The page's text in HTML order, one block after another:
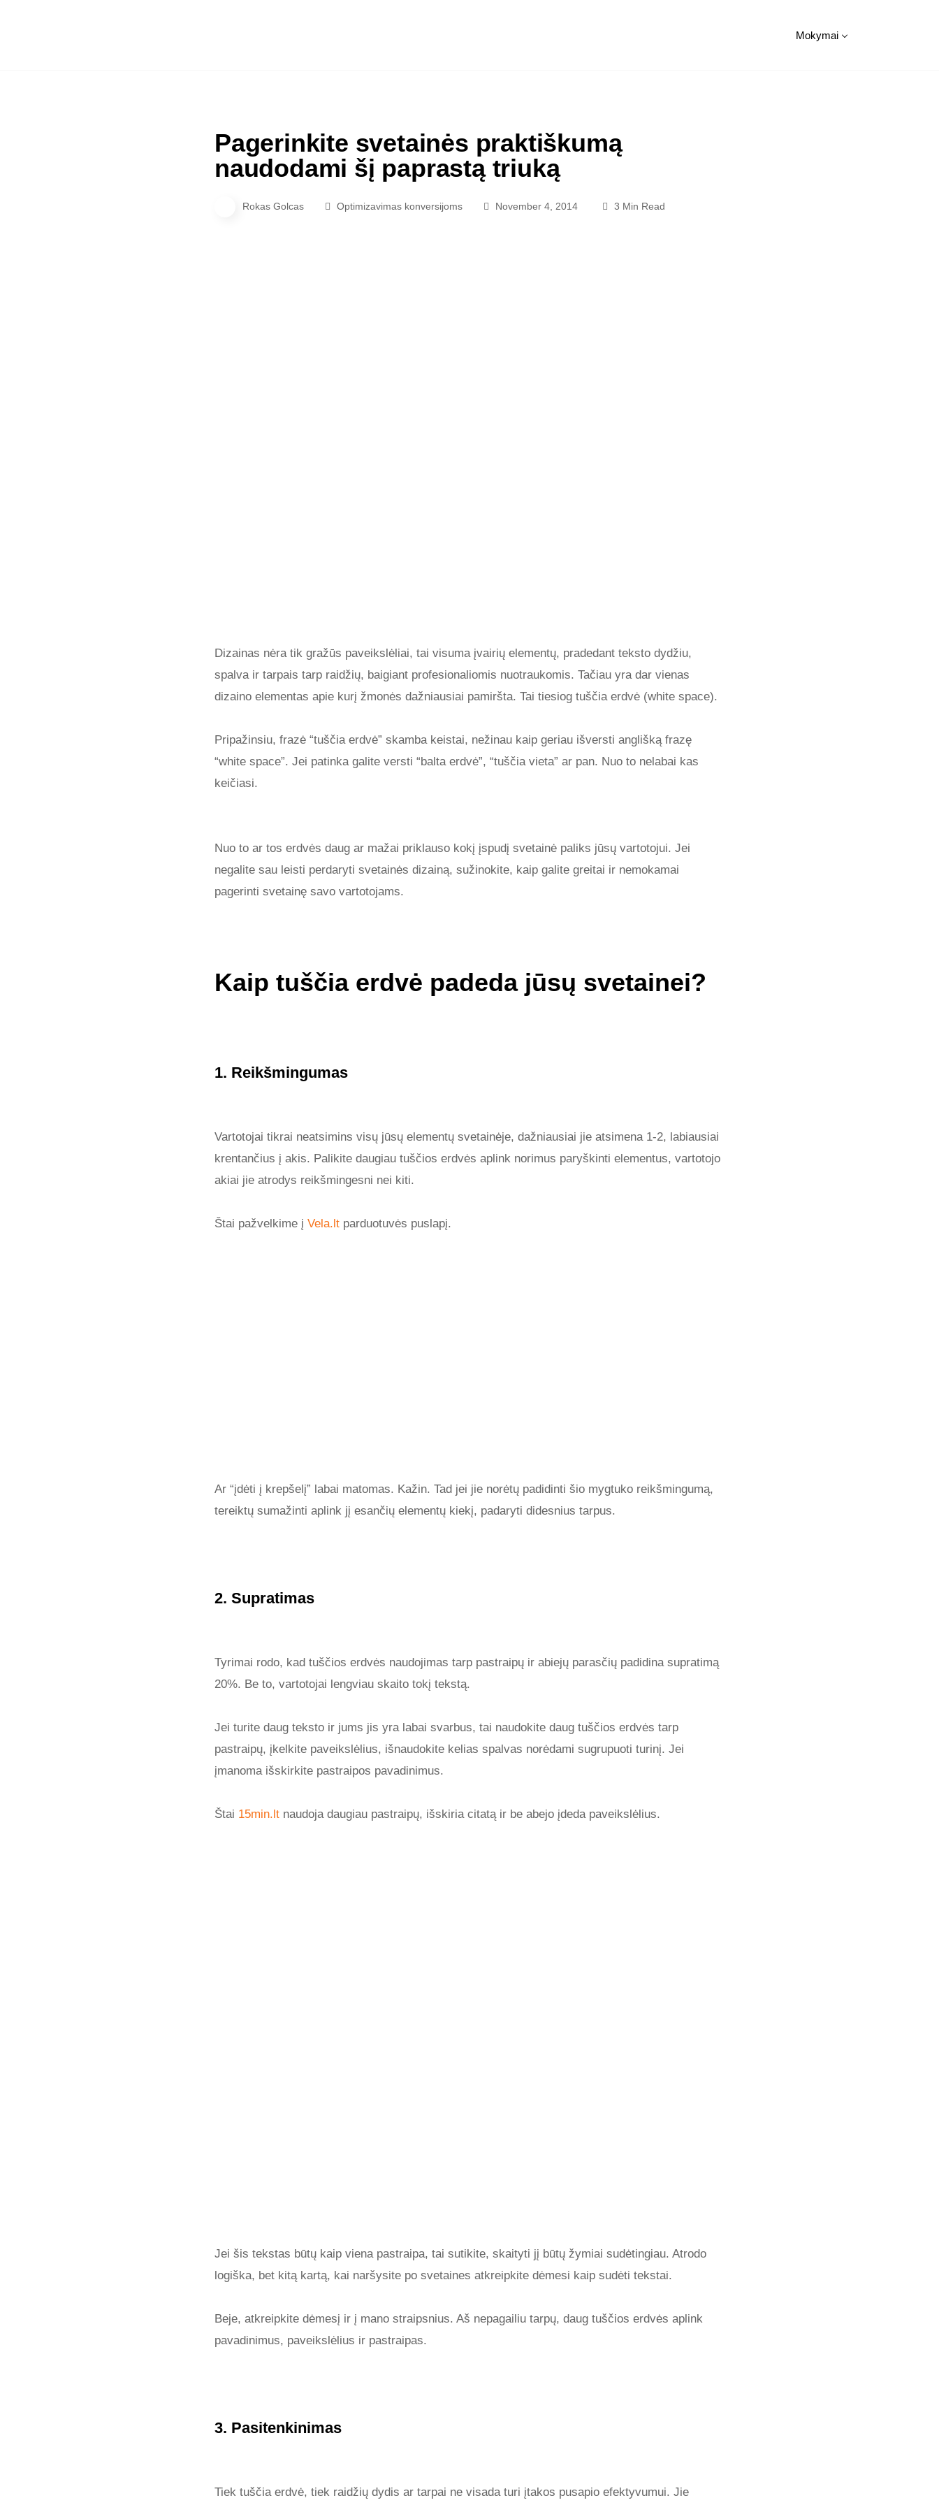
Mokymai
Pagerinkite svetainės praktiškumą
naudodami šį paprastą triuką
Rokas Golcas Optimizavimas konversijoms November 4, 2014 3 Min Read
Dizainas nėra tik gražūs paveikslėliai, tai visuma įvairių elementų, pradedant teksto dydžiu,
spalva ir tarpais tarp raidžių, baigiant profesionaliomis nuotraukomis. Tačiau yra dar vienas
dizaino elementas apie kurį žmonės dažniausiai pamiršta. Tai tiesiog tuščia erdvė (white space).
Pripažinsiu, frazė “tuščia erdvė” skamba keistai, nežinau kaip geriau išversti anglišką frazę
“white space”. Jei patinka galite versti “balta erdvė”, “tuščia vieta” ar pan. Nuo to nelabai kas
keičiasi.
Nuo to ar tos erdvės daug ar mažai priklauso kokį įspudį svetainė paliks jūsų vartotojui. Jei
negalite sau leisti perdaryti svetainės dizainą, sužinokite, kaip galite greitai ir nemokamai
pagerinti svetainę savo vartotojams.
Kaip tuščia erdvė padeda jūsų svetainei?
1. Reikšmingumas
Vartotojai tikrai neatsimins visų jūsų elementų svetainėje, dažniausiai jie atsimena 1-2, labiausiai
krentančius į akis. Palikite daugiau tuščios erdvės aplink norimus paryškinti elementus, vartotojo
akiai jie atrodys reikšmingesni nei kiti.
Štai pažvelkime į Vela.lt parduotuvės puslapį.
Ar “įdėti į krepšelį” labai matomas. Kažin. Tad jei jie norėtų padidinti šio mygtuko reikšmingumą,
tereiktų sumažinti aplink jį esančių elementų kiekį, padaryti didesnius tarpus.
2. Supratimas
Tyrimai rodo, kad tuščios erdvės naudojimas tarp pastraipų ir abiejų parasčių padidina supratimą
20%. Be to, vartotojai lengviau skaito tokį tekstą.
Jei turite daug teksto ir jums jis yra labai svarbus, tai naudokite daug tuščios erdvės tarp
pastraipų, įkelkite paveikslėlius, išnaudokite kelias spalvas norėdami sugrupuoti turinį. Jei
įmanoma išskirkite pastraipos pavadinimus.
Štai 15min.lt naudoja daugiau pastraipų, išskiria citatą ir be abejo įdeda paveikslėlius.
Jei šis tekstas būtų kaip viena pastraipa, tai sutikite, skaityti jį būtų žymiai sudėtingiau. Atrodo
logiška, bet kitą kartą, kai naršysite po svetaines atkreipkite dėmesi kaip sudėti tekstai.
Beje, atkreipkite dėmesį ir į mano straipsnius. Aš nepagailiu tarpų, daug tuščios erdvės aplink
pavadinimus, paveikslėlius ir pastraipas.
3. Pasitenkinimas
Tiek tuščia erdvė, tiek raidžių dydis ar tarpai ne visada turi įtakos pusapio efektyvumui. Jie